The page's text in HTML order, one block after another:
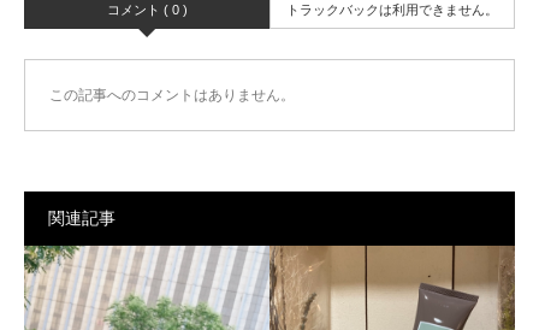
コメント ( 0 ) トラックバックは利用できません。
この記事へのコメントはありません。
関連記事